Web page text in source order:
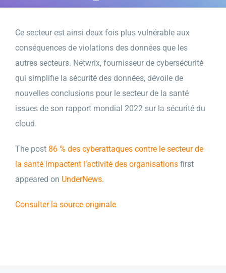
Ce secteur est ainsi deux fois plus vulnérable aux
conséquences de violations des données que les
autres secteurs. Netwrix, fournisseur de cybersécurité
qui simplifie la sécurité des données, dévoile de
nouvelles conclusions pour le secteur de la santé
issues de son rapport mondial 2022 sur la sécurité du
cloud.
The post 86 % des cyberattaques contre le secteur de
la santé impactent l’activité des organisations first
appeared on UnderNews.
Consulter la source originale